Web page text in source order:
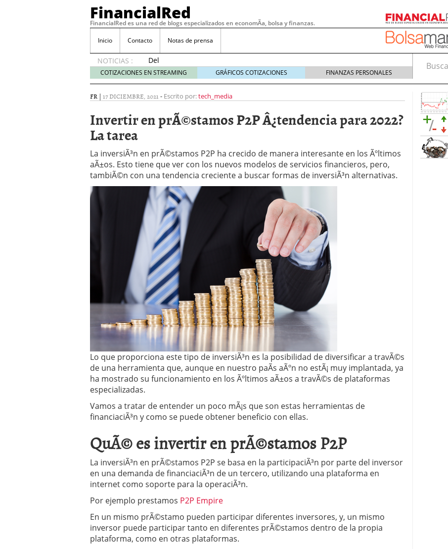
FinancialRed
FinancialRed es una red de blogs especializados en economÃ­a, bolsa y finanzas.
Inicio Contacto Notas de prensa
NOTICIAS :
Del
depósito
a la
cómo
cambiando
ahorro
en
España
05/08/2026
Seguros de convenio en pymes: la obligación que muchas empresas
descubren cuando ya es demasiado tarde 20/07/2026
ReseÃ±a de SIFX: Lo Que Deben Saber los Traders Mexicanos Antes de
Operar 29/06/2026
Crear empresa online vs proceso tradicional: ventajas reales para pymes
29/05/2026
CÃ³mo afrontar una baja mÃ©dica cuando trabajas por cuenta propia
26/05/2026
COTIZACIONES EN STREAMING GRÁFICOS COTIZACIONES FINANZAS PERSONALES
FR | 17 DICIEMBRE, 2021 - Escrito por:tech_media
Invertir en prÃ©stamos P2P Â¿tendencia para 2022?
La tarea
La inversiÃ³n en prÃ©stamos P2P ha crecido de manera interesante en los Ãºltimos
aÃ±os. Esto tiene que ver con los nuevos modelos de servicios financieros, pero,
tambiÃ©n con una tendencia creciente a buscar formas de inversiÃ³n alternativas.
Lo que proporciona este tipo de inversiÃ³n es la posibilidad de diversificar a travÃ©s
de una herramienta que, aunque en nuestro paÃ­s aÃºn no estÃ¡ muy implantada, ya
ha mostrado su funcionamiento en los Ãºltimos aÃ±os a travÃ©s de plataformas
especializadas.
Vamos a tratar de entender un poco mÃ¡s que son estas herramientas de
financiaciÃ³n y como se puede obtener beneficio con ellas.
QuÃ© es invertir en prÃ©stamos P2P
La inversiÃ³n en prÃ©stamos P2P se basa en la participaciÃ³n por parte del inversor
en una demanda de financiaciÃ³n de un tercero, utilizando una plataforma en
internet como soporte para la operaciÃ³n.
Por ejemplo prestamos P2P Empire
En un mismo prÃ©stamo pueden participar diferentes inversores, y, un mismo
inversor puede participar tanto en diferentes prÃ©stamos dentro de la propia
plataforma, como en otras plataformas.